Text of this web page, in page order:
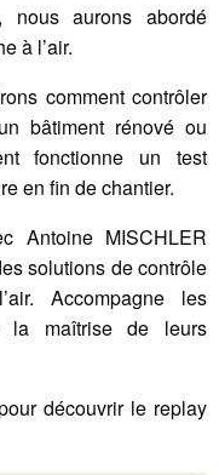
nous aurons abordé
à l’air.
comment contrôler
bâtiment rénové ou
fonctionne un test
en fin de chantier.
Antoine MISCHLER
solutions de contrôle
Accompagne les
la maîtrise de leurs
découvrir le replay